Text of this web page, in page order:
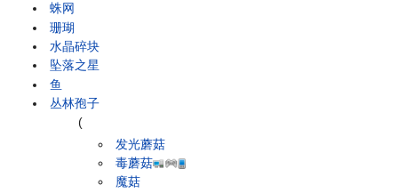
蛛网
珊瑚
水晶碎块
坠落之星
鱼
丛林孢子
(
发光蘑菇
毒蘑菇
魔菇